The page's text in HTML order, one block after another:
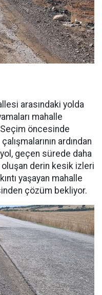
arasındaki yolda
mahalle
öncesinde
ardından
geçen sürede daha
derin kesik izleri
yaşayan mahalle
çözüm bekliyor.